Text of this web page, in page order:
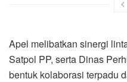
Apel melibatkan sinergi
Satpol PP, serta Dinas
bentuk kolaborasi terpadu